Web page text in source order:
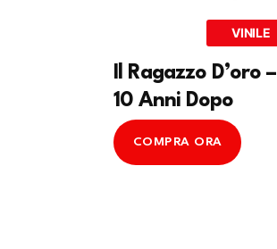
VINILE
Il Ragazzo D’oro –
10 Anni Dopo
COMPRA ORA